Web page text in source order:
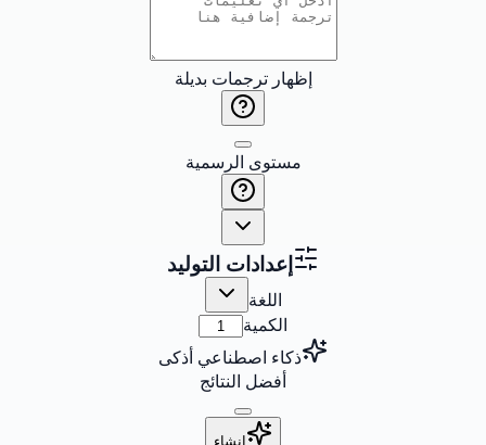
إظهار ترجمات بديلة
مستوى الرسمية
إعدادات التوليد
اللغة
الكمية
ذكاء اصطناعي أذكى
أفضل النتائج
إنشاء